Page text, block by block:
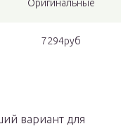
Оригинальные
7294руб
вариант для